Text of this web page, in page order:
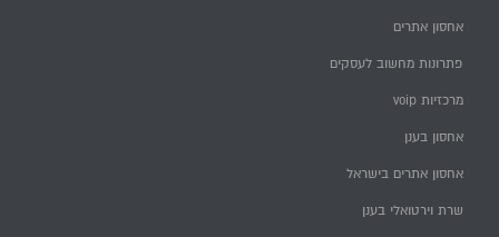
אחסון אתרים
פתרונות מחשוב לעסקים
מרכזיות voip
אחסון בענן
אחסון אתרים בישראל
שרת וירטואלי בענן